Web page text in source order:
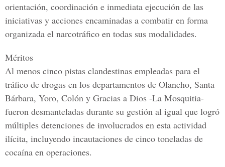
orientación, coordinación e inmediata ejecución de las
iniciativas y acciones encaminadas a combatir en forma
organizada el narcotráfico en todas sus modalidades.
Méritos
Al menos cinco pistas clandestinas empleadas para el
tráfico de drogas en los departamentos de Olancho, Santa
Bárbara, Yoro, Colón y Gracias a Dios -La Mosquitia-
fueron desmanteladas durante su gestión al igual que logró
múltiples detenciones de involucrados en esta actividad
ilícita, incluyendo incautaciones de cinco toneladas de
cocaína en operaciones.